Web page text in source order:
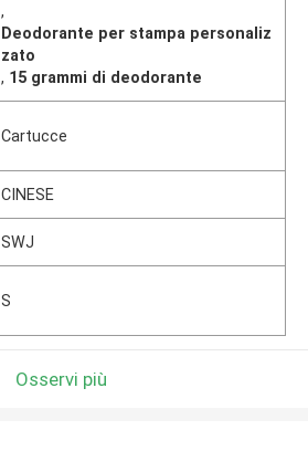
,
Deodorante per stampa personaliz
zato
, 15 grammi di deodorante
Cartucce
CINESE
SWJ
S
Osservi più